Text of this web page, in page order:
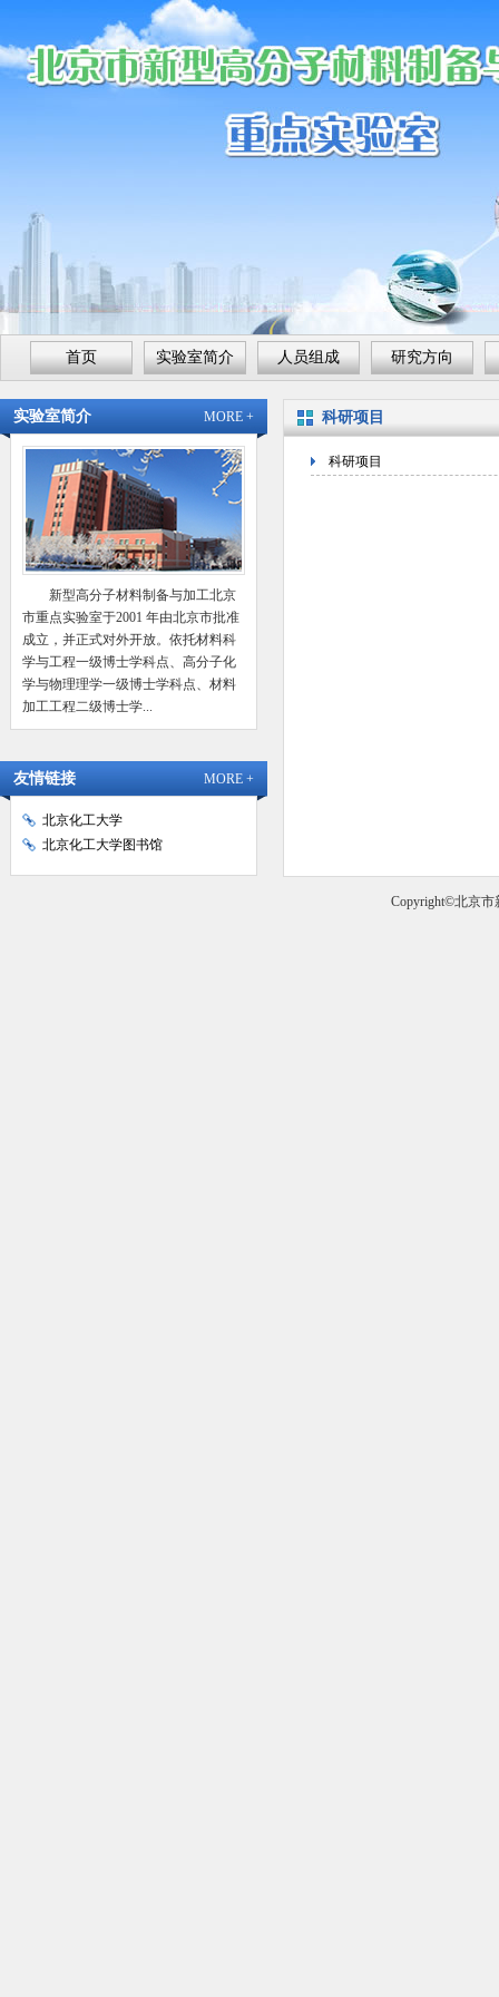
首页 实验室简介 人员组成 研究方向
实验室简介 MORE +
新型高分子材料制备与加工北京
市重点实验室于2001 年由北京市批准
成立，并正式对外开放。依托材料科
学与工程一级博士学科点、高分子化
学与物理理学一级博士学科点、材料
加工工程二级博士学...
友情链接 MORE +
北京化工大学
北京化工大学图书馆
科研项目
科研项目
Copyright©北京